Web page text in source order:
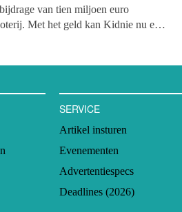
van tien miljoen euro
Met het geld kan Kidnie nu een
SERVICE
Artikel insturen
Evenementen
Advertentiespecs
Deadlines (2026)